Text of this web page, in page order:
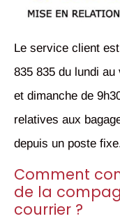
Le service client
835 835 du lundi au
et dimanche de
relatives aux
depuis un poste
Comment
de la
courrier ?